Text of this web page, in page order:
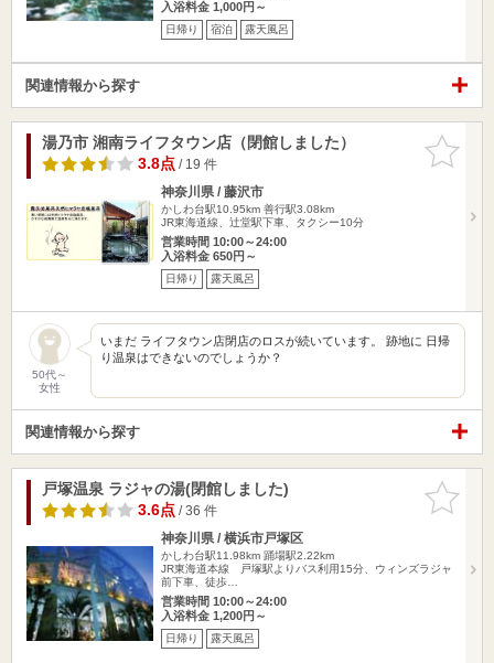
入浴料金 1,000円～
日帰り 宿泊 露天風呂
関連情報から探す
お気に入
りに追加
湯乃市 湘南ライフタウン店（閉館しました）
3.8点/ 19 件
神奈川県 / 藤沢市
かしわ台駅10.95km 善行駅3.08km
JR東海道線、辻堂駅下車、タクシー10分
営業時間 10:00～24:00
入浴料金 650円～
日帰り 露天風呂
50代～
女性
いまだ ライフタウン店閉店のロスが続いています。 跡地に 日帰
り温泉はできないのでしょうか？
関連情報から探す
お気に入
りに追加
戸塚温泉 ラジャの湯(閉館しました)
3.6点/ 36 件
神奈川県 / 横浜市戸塚区
かしわ台駅11.98km 踊場駅2.22km
JR東海道本線 戸塚駅よりバス利用15分、ウィンズラジャ
前下車、徒歩…
営業時間 10:00～24:00
入浴料金 1,200円～
日帰り 露天風呂